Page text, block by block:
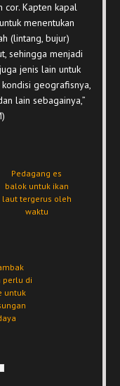
Kapten kapal
menentukan
(lintang, bujur)
sehingga menjadi
jenis lain untuk
geografisnya,
lain sebagainya,”
Pedagang es
balok untuk ikan
laut tergerus oleh
waktu
perlu di
untuk